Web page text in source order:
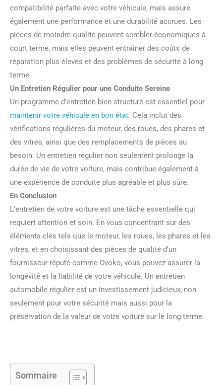
compatibilité parfaite avec votre véhicule, mais assure
également une performance et une durabilité accrues. Les
pièces de moindre qualité peuvent sembler économiques à
court terme, mais elles peuvent entraîner des coûts de
réparation plus élevés et des problèmes de sécurité à long
terme.
Un Entretien Régulier pour une Conduite Sereine
Un programme d’entretien bien structuré est essentiel pour
maintenir votre véhicule en bon état. Cela inclut des
vérifications régulières du moteur, des roues, des phares et
des vitres, ainsi que des remplacements de pièces au
besoin. Un entretien régulier non seulement prolonge la
durée de vie de votre voiture, mais contribue également à
une expérience de conduite plus agréable et plus sûre.
En Conclusion
L’entretien de votre voiture est une tâche essentielle qui
requiert attention et soin. En vous concentrant sur des
éléments clés tels que le moteur, les roues, les phares et les
vitres, et en choisissant des pièces de qualité d’un
fournisseur réputé comme Ovoko, vous pouvez assurer la
longévité et la fiabilité de votre véhicule. Un entretien
automobile régulier est un investissement judicieux, non
seulement pour votre sécurité mais aussi pour la
préservation de la valeur de votre voiture sur le long terme.
Sommaire